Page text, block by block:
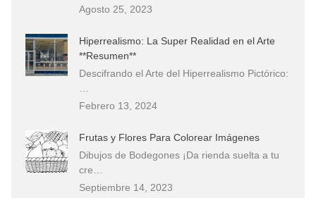
Agosto 25, 2023
Hiperrealismo: La Super Realidad en el Arte
**Resumen**
Descifrando el Arte del Hiperrealismo Pictórico:
Febrero 13, 2024
Frutas y Flores Para Colorear Imágenes
Dibujos de Bodegones ¡Da rienda suelta a tu
cre…
Septiembre 14, 2023